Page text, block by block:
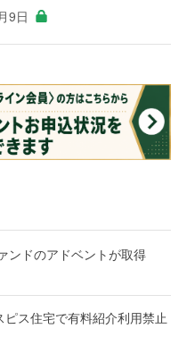
9日
ンドのアドベントが取得
ス住宅で有料紹介利用禁止